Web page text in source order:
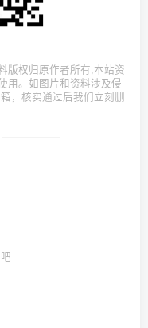
版权归原作者所有,本站资
用。如图片和资料涉及侵
，核实通过后我们立刻删